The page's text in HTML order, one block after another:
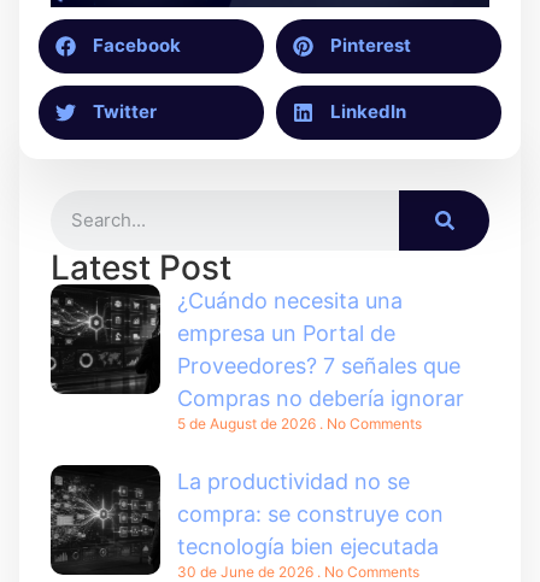
Facebook Pinterest
Twitter LinkedIn
Latest Post
¿Cuándo necesita una
empresa un Portal de
Proveedores? 7 señales que
Compras no debería ignorar
5 de August de 2026 No Comments
La productividad no se
compra: se construye con
tecnología bien ejecutada
30 de June de 2026 No Comments